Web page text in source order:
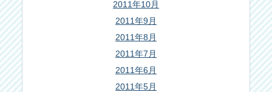
2011年10月
2011年9月
2011年8月
2011年7月
2011年6月
2011年5月